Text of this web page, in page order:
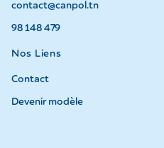
contact@canpol.tn
98 148 479
Nos Liens
Contact
Devenir modèle